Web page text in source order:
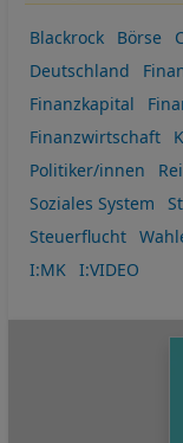
Blackrock Börse
Deutschland
Finanzkapital
Finanzwirtschaft
Politiker/innen
Soziales System
Steuerflucht
I:MK
I:VIDEO